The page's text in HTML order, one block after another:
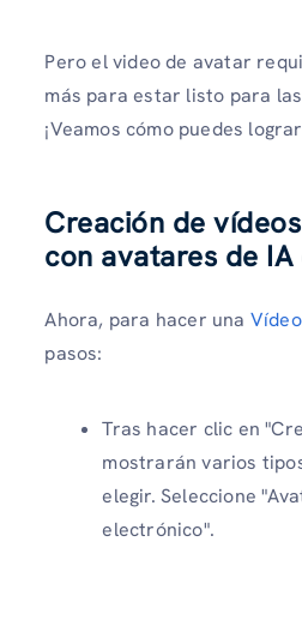
Pero el video de avatar
más para estar listo para
¡Veamos cómo puedes
Creación de
con avatares de IA
Ahora, para hacer una
pasos:
Tras hacer clic en
mostrarán varios
elegir. Seleccione
electrónico".